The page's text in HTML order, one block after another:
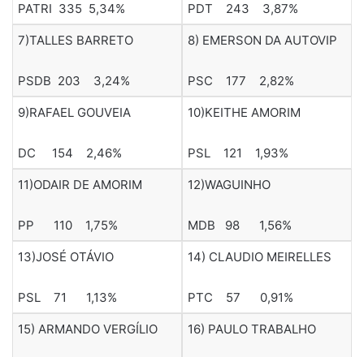
PATRI 335 5,34% PDT 243 3,87%
7)TALLES BARRETO
PSDB 203 3,24%
8) EMERSON DA AUTOVIP
PSC 177 2,82%
9)RAFAEL GOUVEIA
DC 154 2,46%
10)KEITHE AMORIM
PSL 121 1,93%
11)ODAIR DE AMORIM
PP 110 1,75%
12)WAGUINHO
MDB 98 1,56%
13)JOSÉ OTÁVIO
PSL 71 1,13%
14) CLAUDIO MEIRELLES
PTC 57 0,91%
15) ARMANDO VERGÍLIO 16) PAULO TRABALHO